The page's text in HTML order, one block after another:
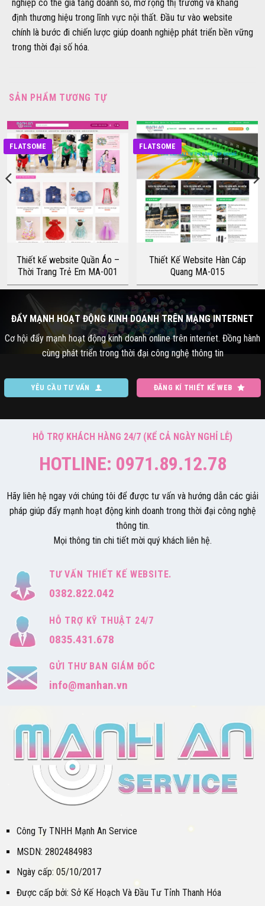
nghiệp có thể gia tăng doanh số, mở rộng thị trường và khẳng
định thương hiệu trong lĩnh vực nội thất. Đầu tư vào website
chính là bước đi chiến lược giúp doanh nghiệp phát triển bền vững
trong thời đại số hóa.
SẢN PHẨM TƯƠNG TỰ
FLATSOME
Thiết kế website Quần Áo –
Thời Trang Trẻ Em MA-001
FLATSOME
Thiết Kế Website Hàn Cáp
Quang MA-015
ĐẨY MẠNH HOẠT ĐỘNG KINH DOANH TRÊN MẠNG INTERNET
Cơ hội đẩy mạnh hoạt động kinh doanh online trên internet. Đồng hành
cùng phát triển trong thời đại công nghệ thông tin
YÊU CẦU TƯ VẤN ĐĂNG KÍ THIẾT KẾ WEB
HỖ TRỢ KHÁCH HÀNG 24/7 (KỂ CẢ NGÀY NGHỈ LỄ)
HOTLINE: 0971.89.12.78
Hãy liên hệ ngay với chúng tôi để được tư vấn và hướng dẫn các giải
pháp giúp đẩy mạnh hoạt động kinh doanh trong thời đại công nghệ
thông tin.
Mọi thông tin chi tiết mời quý khách liên hệ.
TƯ VẤN THIẾT KẾ WEBSITE.
0382.822.042
HỖ TRỢ KỸ THUẬT 24/7
0835.431.678
GỬI THƯ BAN GIÁM ĐỐC
info@manhan.vn
Công Ty TNHH Mạnh An Service
MSDN: 2802484983
Ngày cấp: 05/10/2017
Được cấp bởi: Sở Kế Hoạch Và Đầu Tư Tỉnh Thanh Hóa